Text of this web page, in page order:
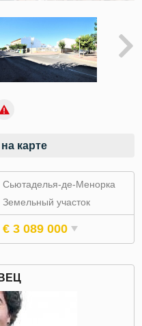
карте
Сьютаделья-де-Менорка
Земельный участок
€ 3 089 000